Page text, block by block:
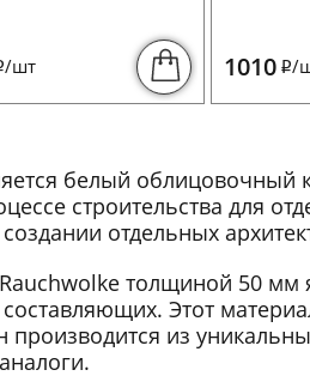
/шт 1010 i/
белый
строительства для
отдельных
толщиной 50 мм
Этот
из